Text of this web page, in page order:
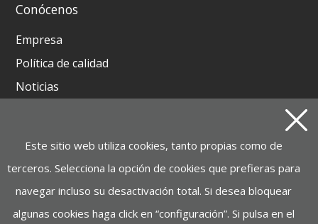
Conócenos
Empresa
Política de calidad
Noticias
Productos
BATERIA INSTAGRID ONE
Este sitio web utiliza cookies, tanto propias como de
terceros. Selecciona la opción de cookies que prefieras para
navegar incluso su desactivación total. Si desea bloquear
algunas cookies haga click en “configuración”. Si pulsa en el